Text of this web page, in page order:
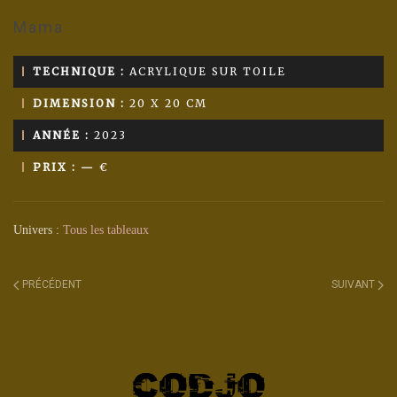
Mama
TECHNIQUE : ACRYLIQUE SUR TOILE
DIMENSION : 20 X 20 CM
ANNÉE : 2023
PRIX : — €
Univers : Tous les tableaux
PRÉCÉDENT SUIVANT